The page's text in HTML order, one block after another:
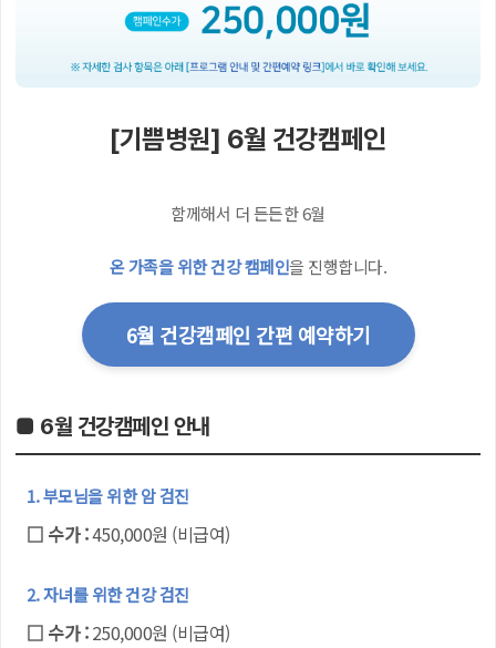
[기쁨병원] 6월 건강캠페인
함께해서 더 든든한 6월
온 가족을 위한 건강 캠페인을 진행합니다.
6월 건강캠페인 간편 예약하기
■ 6월 건강캠페인 안내
1. 부모님을 위한 암 검진
□ 수가 :450,000원 (비급여)
2. 자녀를 위한 건강 검진
□ 수가 :250,000원 (비급여)